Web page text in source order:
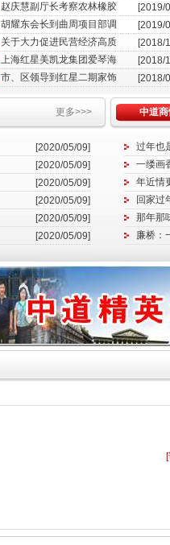
赵庆慧副厅长考察农林橡胶
[2019/
胡耀东会长到曲周项目部调
[2019/
关于大力促进民营经济高质
[2018/
上海红星美凯龙集团爱琴海
[2018/
市、区领导到红星二期家饰
[2018/
更多>>>
[2020/05/09]
[2020/05/09]
[2020/05/09]
[2020/05/09]
[2020/05/09]
[2020/05/09]
中道
过年也
一缕画
年近情
回家过
那年那
廉桥：